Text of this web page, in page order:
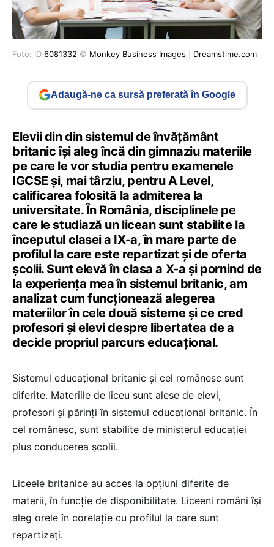
Foto: ID 6081332 © Monkey Business Images Dreamstime.com
Adaugă-ne ca sursă preferată în Google
Elevii din din sistemul de învățământ
britanic își aleg încă din gimnaziu materiile
pe care le vor studia pentru examenele
IGCSE și, mai târziu, pentru A Level,
calificarea folosită la admiterea la
universitate. În România, disciplinele pe
care le studiază un licean sunt stabilite la
începutul clasei a IX-a, în mare parte de
profilul la care este repartizat și de oferta
școlii. Sunt elevă în clasa a X-a și pornind de
la experiența mea în sistemul britanic, am
analizat cum funcționează alegerea
materiilor în cele două sisteme și ce cred
profesori și elevi despre libertatea de a
decide propriul parcurs educațional.
Sistemul educațional britanic și cel românesc sunt
diferite. Materiile de liceu sunt alese de elevi,
profesori și părinți în sistemul educațional britanic. În
cel românesc, sunt stabilite de ministerul educației
plus conducerea școlii.
Liceele britanice au acces la opțiuni diferite de
materii, în funcție de disponibilitate. Liceeni români își
aleg orele în corelație cu profilul la care sunt
repartizați.